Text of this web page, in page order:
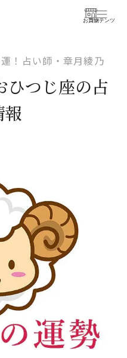
お買物
コンテンツ
！占い師・章月綾乃
つじ座の占
報